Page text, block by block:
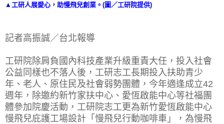
▲工研人展愛心，助慢飛兒創業。(圖／工研院提供)
記者高振誠／台北報導
工研院除肩負國內科技產業升級重責大任，投入社會
公益同樣也不落人後，工研志工長期投入扶助青少
年、老人、原住民及社會弱勢團體，今年適逢成立42
週年，除邀約新竹家扶中心、愛恆啟能中心等社福團
體參加院慶活動，工研院志工更為新竹愛恆啟能中心
慢飛兒庇護工場設計「慢飛兒行動咖啡車」，為慢飛